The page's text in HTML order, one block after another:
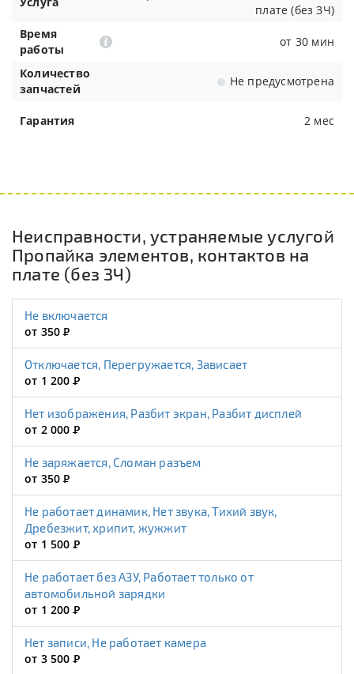
плате (без ЗЧ)
Время
работы
от 30 мин
Количество
запчастей
Не предусмотрена
Гарантия 2 мес
Неисправности, устраняемые услугой
Пропайка элементов, контактов на
плате (без ЗЧ)
Не включается
от 350Р
Отключается, Перегружается, Зависает
от 1 200Р
Нет изображения, Разбит экран, Разбит дисплей
от 2 000Р
Не заряжается, Сломан разъем
от 350Р
Не работает динамик, Нет звука, Тихий звук,
Дребезжит, хрипит, жужжит
от 1 500Р
Не работает без АЗУ, Работает только от
автомобильной зарядки
от 1 200Р
Нет записи, Не работает камера
от 3 500Р